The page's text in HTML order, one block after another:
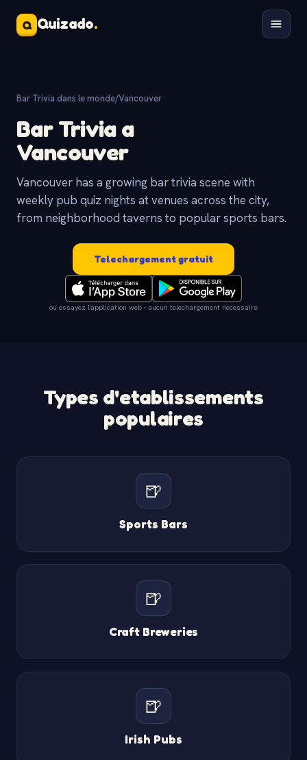
Q Quizado.
Bar Trivia dans le monde/Vancouver
Bar Trivia a
Vancouver
Vancouver has a growing bar trivia scene with
weekly pub quiz nights at venues across the city,
from neighborhood taverns to popular sports bars.
Telechargement gratuit
ou essayez l'application web - aucun telechargement necessaire
Types d'etablissements
populaires
🍺
Sports Bars
🍺
Craft Breweries
🍺
Irish Pubs